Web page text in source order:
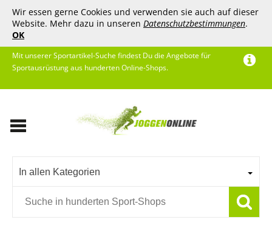
Wir essen gerne Cookies und verwenden sie auch auf dieser
Website. Mehr dazu in unseren Datenschutzbestimmungen.
OK
Mit unserer Sportartikel-Suche findest Du die Angebote für
Sportausrüstung aus hunderten Online-Shops.
In allen Kategorien